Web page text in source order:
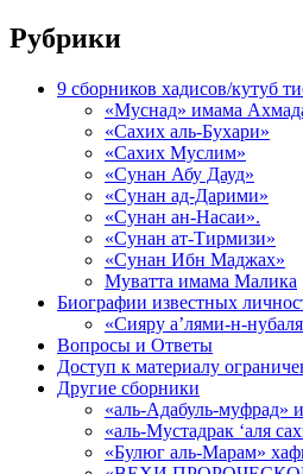
Рубрики
9 сборников хадисов/кутуб
«Муснад» имама
«Сахих аль-Бухари»
«Сахих Муслим»
«Сунан Абу Дауд»
«Сунан ад-Дарими»
«Сунан ан-Насаи».
«Сунан ат-Тирмизи»
«Сунан Ибн Маджах»
Муватта имама Малика
Биографии известных
«Сияру а’лями-н-
Вопросы и Ответы
Доступ к материалу
Другие сборники
«аль-Адабуль-муфрад»
«аль-Мустадрак ‘аля
«Булюг аль-Марам»